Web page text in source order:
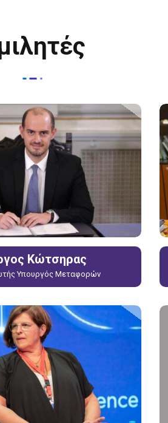
Κώτσηρας
Υπουργός Μεταφορών